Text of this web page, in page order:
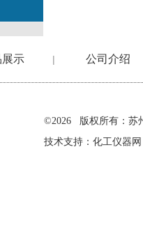
展示 | 公司介绍
©2026 版权所有：苏
技术支持： 化工仪器网